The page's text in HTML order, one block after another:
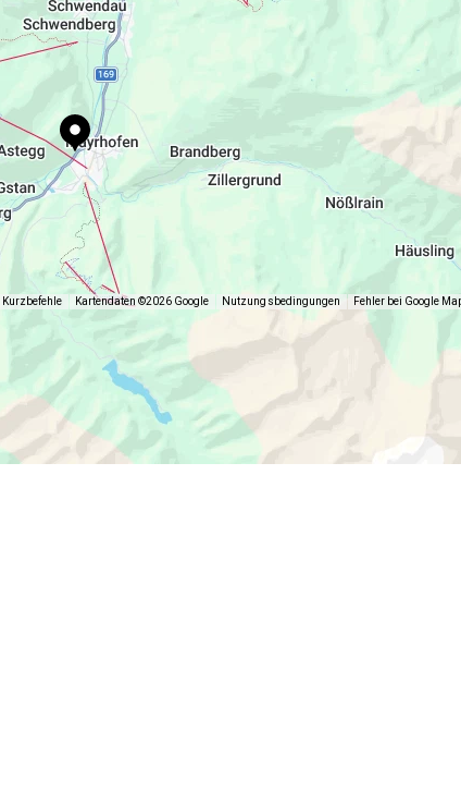
Kurzbefehle Kartendaten ©2026 Google Nutzungsbedingungen Fehler bei Google